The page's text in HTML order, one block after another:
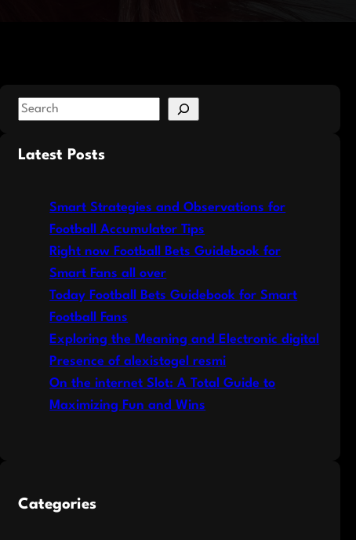
S
aLatest Posts
Smart Strategies and Observations for
Football Accumulator Tips
Right now Football Bets Guidebook for
Smart Fans all over
Today Football Bets Guidebook for Smart
Football Fans
Exploring the Meaning and Electronic digital
Presence of alexistogel resmi
On the internet Slot: A Total Guide to
Maximizing Fun and Wins
Categories